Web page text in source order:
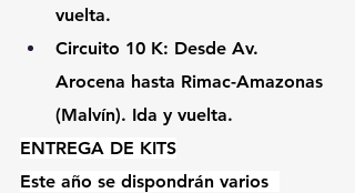
vuelta.
Circuito 10 K: Desde Av.
Arocena hasta Rimac-Amazonas
(Malvín). Ida y vuelta.
ENTREGA DE KITS
Este año se dispondrán varios